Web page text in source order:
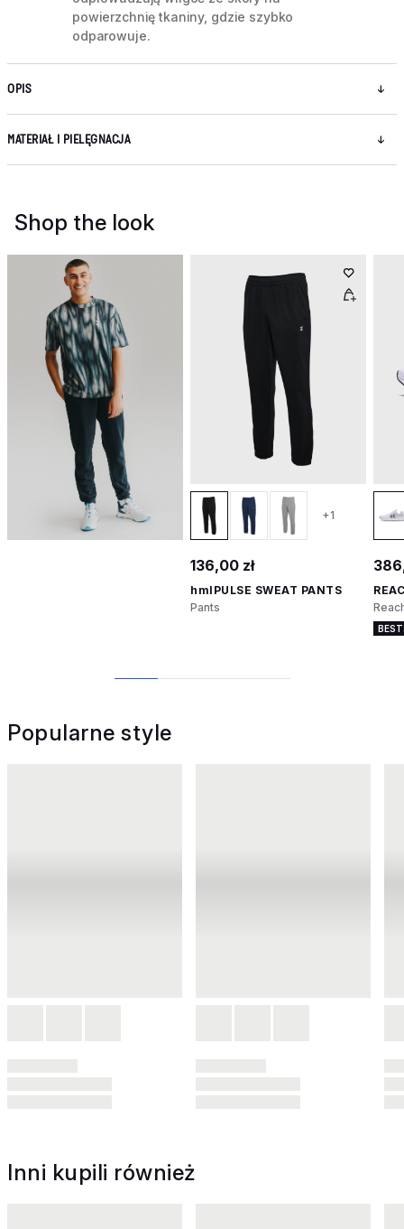
powierzchnię tkaniny, gdzie szybko
odparowuje.
OPIS
MATERIAŁ I PIELĘGNACJA
Shop the look
+1
136,00 zł
hmlPULSE SWEAT PANTS
Pants
Popularne style
Inni kupili również